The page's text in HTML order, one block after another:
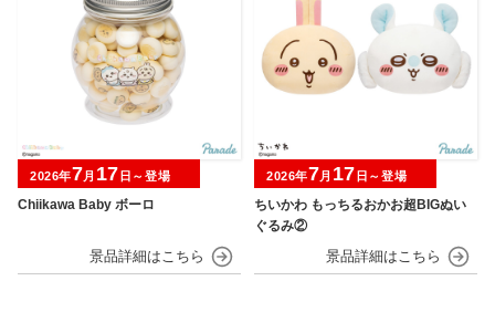
Chiikawa Baby ボーロ
2026年7月 17 日～登場
ちいかわ もっちるおかお超BIGぬい
ぐるみ②
2026年7月 17 日～登場